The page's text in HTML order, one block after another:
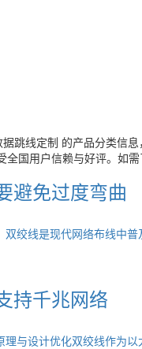
据跳线定制 的产品分类信
国用户信赖与好评。如需
避免过度弯曲
双绞线是现代网络布线中
持千兆网络
与设计优化双绞线作为